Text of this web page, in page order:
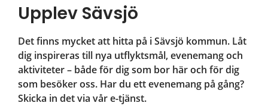
Upplev Sävsjö
Det finns mycket att hitta på i Sävsjö kommun. Låt
dig inspireras till nya utflyktsmål, evenemang och
aktiviteter – både för dig som bor här och för dig
som besöker oss. Har du ett evenemang på gång?
Skicka in det via vår e-tjänst.